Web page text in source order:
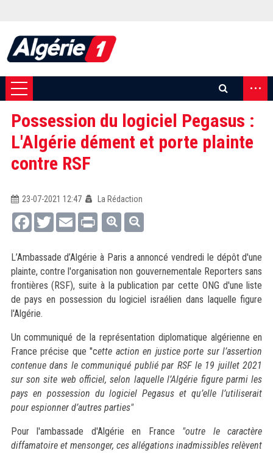
...
Possession du logiciel Pegasus :
L'Algérie dément et porte plainte
contre RSF
23-07-2021 12:47
La Rédaction
FacebookTwitterEmail Print
L’Ambassade d’Algérie à Paris a annoncé vendredi le dépôt d'une
plainte, contre l'organisation non gouvernementale Reporters sans
frontières (RSF), suite à la publication par cette ONG d'une liste
de pays en possession du logiciel israélien dans laquelle figure
l'Algérie.
Un communiqué de la représentation diplomatique algérienne en
France précise que "cette action en justice porte sur l’assertion
contenue dans le communiqué publié par RSF le 19 juillet 2021
sur son site web officiel, selon laquelle l’Algérie figure parmi les
pays en possession du logiciel Pegasus et qu’elle l’utiliserait
pour espionner d’autres parties"
Pour l'ambassade d'Algérie en France "outre le caractère
diffamatoire et mensonger, ces allégations inadmissibles relèvent